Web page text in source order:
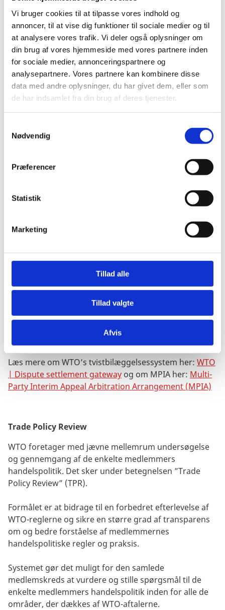
Vi bruger cookies til at tilpasse vores indhold og
annoncer, til at vise dig funktioner til sociale medier og til
at analysere vores trafik. Vi deler også oplysninger om
din brug af vores hjemmeside med vores partnere inden
for sociale medier, annonceringspartnere og
analysepartnere. Vores partnere kan kombinere disse
data med andre oplysninger, du har givet dem, eller som
de har indsamlet fra din brug af deres tjenester.
Nødvendig
Præferencer
Statistik
Marketing
Tillad alle
Tillad valgte
Afvis
Det primære formål er at løse uenighederne i
mindelighed gennem konsultationer. Såfremt dette
ikke kan lade sig gøre, kan der nedsættes et panel af
eksperter til at afgøre sagen.
Hvis en part ikke er tilfreds med afgørelsen, kan den
appelleres til anden instansen, WTO’s appelorgan.
siden 2020, da USA fast blokerer for udnævnelse af
derfor gået i stå, og der arbejdes intenst på en reform
af hele tvistbilæggelsessystemet.
appelorgan har EU sammen med flere andre WTO-
medlemmer indgået en aftale om en midlertidig
Arbitration Arrangement”, MPIA). Ordningen fungerer
som et bindende appelorgan i tvister mellem parter,
der er medlem af MPIA, og hvis sag har været
behandlet ved WTO’s tvistbilæggelsessystem i første
instans. WTO-medlemmer, som ikke har tilmeldt sig
MPIA, kan ikke benytte ordningen.
Læs mere om WTO’s tvistbilæggelsessystem her: WTO
| Dispute settlement gateway og om MPIA her: Multi-
Party Interim Appeal Arbitration Arrangement (MPIA)
Trade Policy Review
WTO foretager med jævne mellemrum undersøgelse
og gennemgang af de enkelte medlemmers
handelspolitik. Det sker under betegnelsen ”Trade
Policy Review” (TPR).
Formålet er at bidrage til en forbedret efterlevelse af
WTO-reglerne og sikre en større grad af transparens
om og bedre forståelse af medlemmernes
handelspolitiske regler og praksis.
Systemet gør det muligt for den samlede
medlemskreds at vurdere og stille spørgsmål til de
enkelte medlemmers handelspolitik inden for alle de
områder, der dækkes af WTO-aftalerne.